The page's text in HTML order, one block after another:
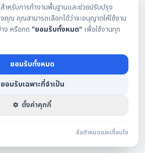
บ จำนวนหุ้น ราคา ชื่อผู้รายงาน
ไม่พบรายการในช่วงที่เลือก
พ.ร.บ. หลักทรัพย์ฯ · ข้อมูลอ้างอิงจากสำนักงาน ก.ล.ต.
สำหรับการทำงานพื้นฐานและช่วยปรับปรุง
คุณ คุณสามารถเลือกได้ว่าจะอนุญาตให้ใช้งาน
ง หรือกด "ยอมรับทั้งหมด" เพื่อใช้งานทุก
ยอมรับทั้งหมด
ยอมรับเฉพาะที่จำเป็น
ตั้งค่าคุกกี้
ข้อกำหนดและเงื่อนไข